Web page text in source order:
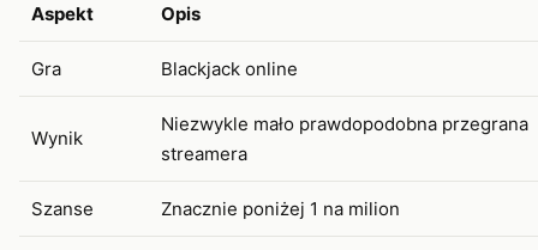
Aspekt Opis
Gra Blackjack online
Wynik
Niezwykle mało prawdopodobna przegrana
streamera
Szanse Znacznie poniżej 1 na milion